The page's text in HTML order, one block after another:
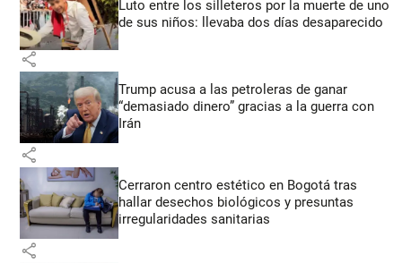
Luto entre los silleteros por la muerte de uno
de sus niños: llevaba dos días desaparecido
share
Trump acusa a las petroleras de ganar
“demasiado dinero” gracias a la guerra con
Irán
share
Cerraron centro estético en Bogotá tras
hallar desechos biológicos y presuntas
irregularidades sanitarias
share